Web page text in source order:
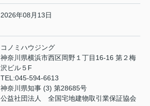
2026年08月13日
コノミハウジング
神奈川県横浜市西区岡野１丁目16-16 第２梅
沢ビル５F
TEL:045-594-6613
神奈川県知事 (3) 第28685号
公益社団法人 全国宅地建物取引業保証協会